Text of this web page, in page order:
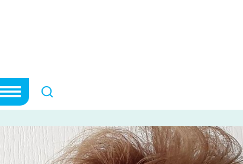
jamais la
la même personne